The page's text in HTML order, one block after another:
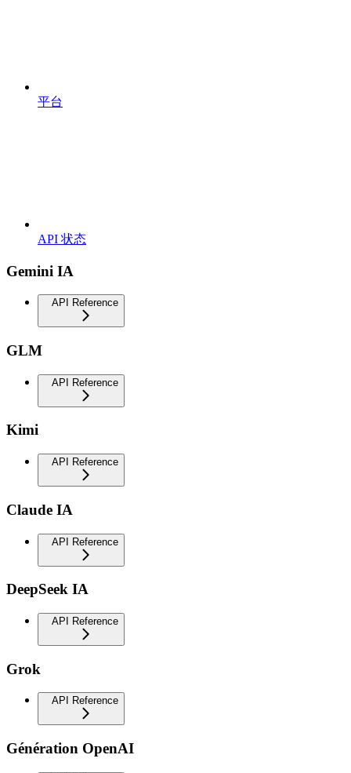
平台
API 状态
Gemini IA
API Reference
GLM
API Reference
Kimi
API Reference
Claude IA
API Reference
DeepSeek IA
API Reference
Grok
API Reference
Génération OpenAI